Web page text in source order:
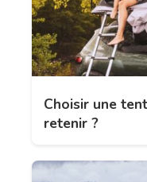
Choisir une
retenir ?